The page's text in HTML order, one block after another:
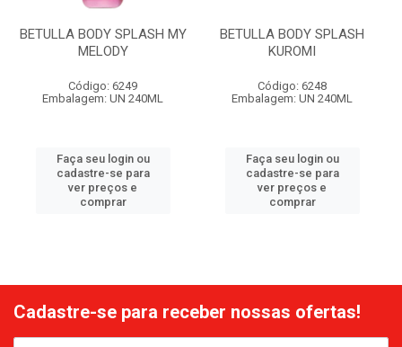
BETULLA BODY SPLASH MY
MELODY
Código: 6249
Embalagem: UN 240ML
Faça seu login ou
cadastre-se para
ver preços e
comprar
BETULLA BODY SPLASH
KUROMI
Código: 6248
Embalagem: UN 240ML
Faça seu login ou
cadastre-se para
ver preços e
comprar
Cadastre-se para receber nossas ofertas!